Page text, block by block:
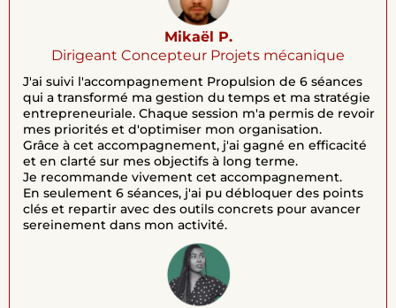
Mikaël P.
Dirigeant Concepteur Projets mécanique
J'ai suivi l'accompagnement Propulsion de 6 séances
qui a transformé ma gestion du temps et ma stratégie
entrepreneuriale. Chaque session m'a permis de revoir
mes priorités et d'optimiser mon organisation.
Grâce à cet accompagnement, j'ai gagné en efficacité
et en clarté sur mes objectifs à long terme.
Je recommande vivement cet accompagnement.
En seulement 6 séances, j'ai pu débloquer des points
clés et repartir avec des outils concrets pour avancer
sereinement dans mon activité.